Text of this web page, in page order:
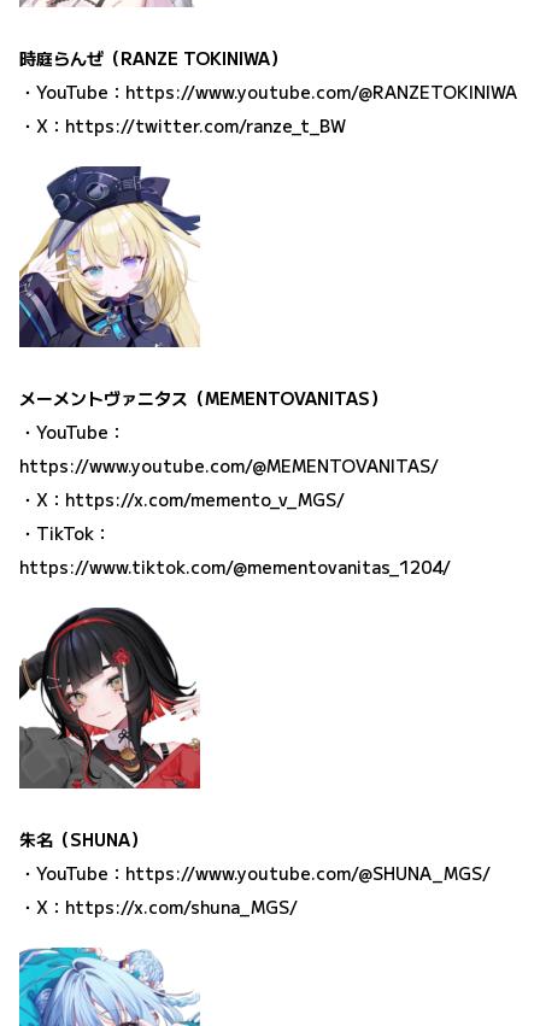
時庭らんぜ（RANZE TOKINIWA）
・YouTube： https://www.youtube.com/@RANZETOKINIWA
・X： https://twitter.com/ranze_t_BW
メーメントヴァニタス（MEMENTOVANITAS）
・YouTube：
https://www.youtube.com/@MEMENTOVANITAS/
・X： https://x.com/memento_v_MGS/
・TikTok：
https://www.tiktok.com/@mementovanitas_1204/
朱名（SHUNA）
・YouTube： https://www.youtube.com/@SHUNA_MGS/
・X： https://x.com/shuna_MGS/